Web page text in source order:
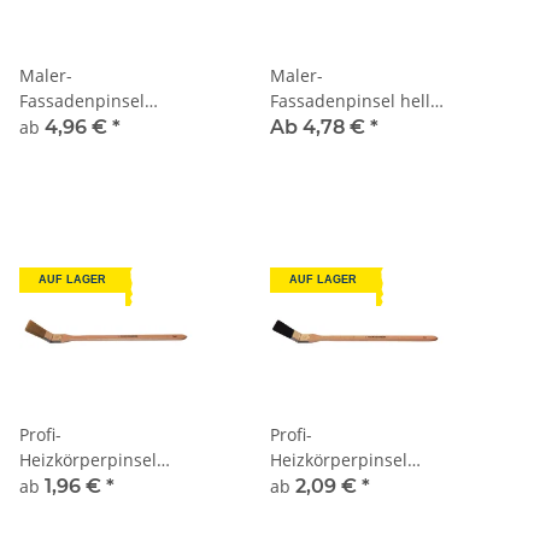
Maler-
Fassadenpinsel
schwarze Borste
ab 4,96 € *
Maler-
Fassadenpinsel helle
Borste
Ab 4,78 € *
AUF LAGER
Profi-
Heizkörperpinsel
helle Borste rostfrei
ab 1,96 € *
AUF LAGER
Profi-
Heizkörperpinsel
schwarze Borste
ab 2,09 € *